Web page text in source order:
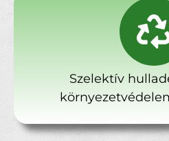
Szelektív